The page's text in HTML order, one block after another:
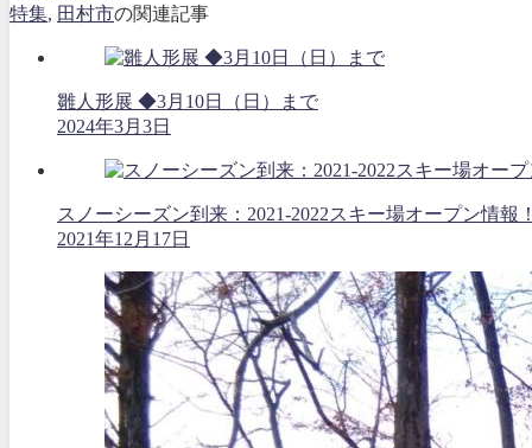
特集, 田村市の関連記事
雛人形展 ◆3月10日（日）まで
2024年3月3日
スノーシーズン到来：2021-2022スキー場オープン情報
2021年12月17日